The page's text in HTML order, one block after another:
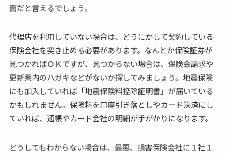
面だと言えるでしょう。
代理店を利用していない場合は、どうにかして契約している
保険会社を突き止める必要があります。なんとか保険証券が
見つかればＯＫですが、見つからない場合は、保険金請求や
更新案内のハガキなどがないか探してみましょう。地震保険
にも加入していれば「地震保険料控除証明書」が届いている
かもしれません。保険料を口座引き落としやカード決済にし
ていれば、通帳やカード会社の明細が手がかりになります。
どうしてもわからない場合は、最悪、損害保険会社に１社１